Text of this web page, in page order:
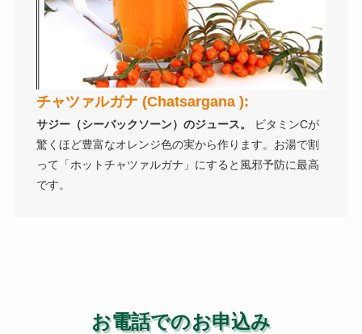
チャツァルガナ (Chatsargana ):
サジー（シーバックソーン）のジュース。
ビタミンCが
驚くほど豊富なオレンジ色の実から作ります。お湯で割
って「ホットチャツァルガナ」にすると風邪予防に最高
です。
お電話でのお申込み